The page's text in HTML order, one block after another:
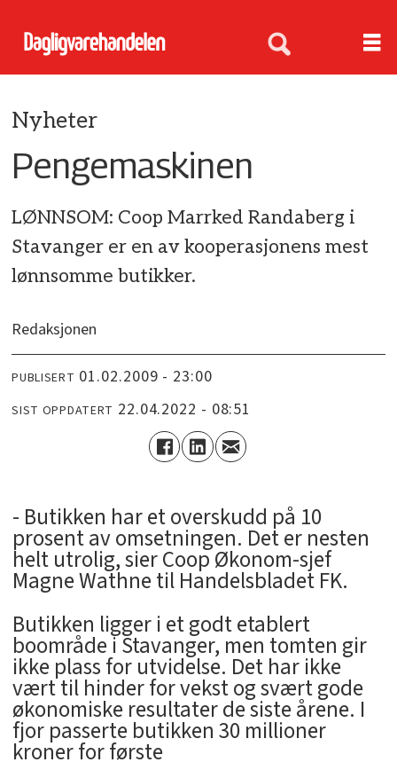
Nyheter
Pengemaskinen
LØNNSOM: Coop Marrked Randaberg i
Stavanger er en av kooperasjonens mest
lønnsomme butikker.
Redaksjonen
PUBLISERT 01.02.2009 - 23:00
SIST OPPDATERT 22.04.2022 - 08:51
- Butikken har et overskudd på 10
prosent av omsetningen. Det er nesten
helt utrolig, sier Coop Økonom-sjef
Magne Wathne til Handelsbladet FK.
Butikken ligger i et godt etablert
boområde i Stavanger, men tomten gir
ikke plass for utvidelse. Det har ikke
vært til hinder for vekst og svært gode
økonomiske resultater de siste årene. I
fjor passerte butikken 30 millioner
kroner for første